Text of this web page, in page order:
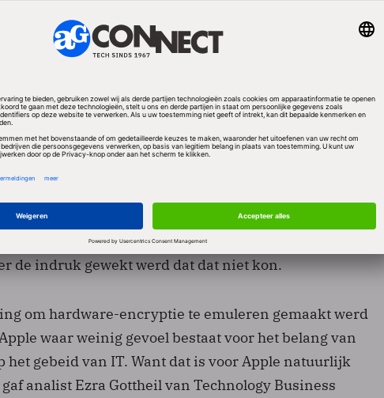
dat het besturingssyteem van de iPhone voordien
juist rapporteerde aan de Exchange-
Private Network-servers waarmee bedrijven hun
Het ernstigste probleem dat toen verholpen werd
meldde dat gebruikers hun wachtwoorden
opslaan. Veel bedrijven willen dat wachtwoorden
worden, om te voorkomen dat een al of niet
iPhone toegang krijgt tot bedrijfssystemen.
update op iPhones niet centraal af te dwingen:
toe hun wachtwoorden gewoon lokaal opslaan,
de indruk gewekt werd dat dat niet kon.
om hardware-encryptie te emuleren gemaakt werd
waar weinig gevoel bestaat voor het belang van
gebeid van IT. Want dat is voor Apple natuurlijk
analist Ezra Gottheil van Technology Business